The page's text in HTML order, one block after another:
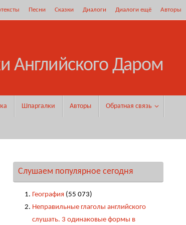
Песни Сказки Диалоги Диалоги ещё Авторы
Английского Даром
Шпаргалки Авторы Обратная связь
Слушаем популярное сегодня
География (55 073)
Неправильные глаголы английского
слушать. 3 одинаковые формы в